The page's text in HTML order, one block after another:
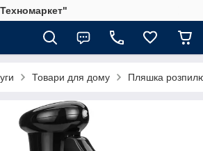
Товари для дому Пляшка